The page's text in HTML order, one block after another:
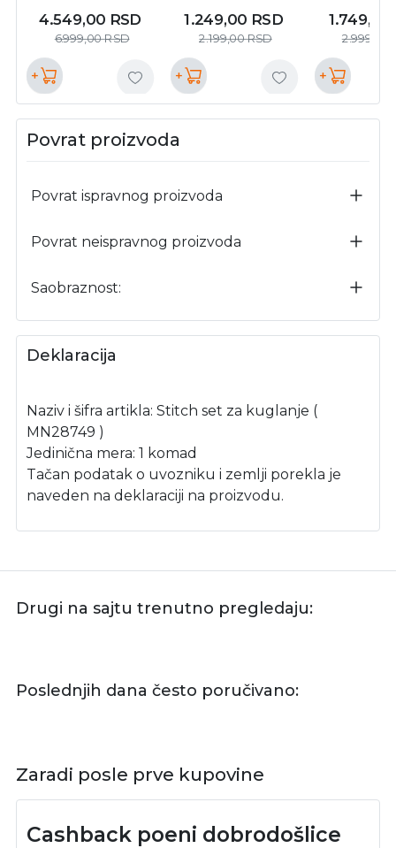
4.549,00 RSD
6.999,00RSD
+
1.249,00 RSD
2.199,00RSD
+
1.749,00
2.999,00
+
Povrat proizvoda
Povrat ispravnog proizvoda
Povrat neispravnog proizvoda
Saobraznost:
Deklaracija
Naziv i šifra artikla: Stitch set za kuglanje (
MN28749 )
Jedinična mera: 1 komad
Tačan podatak o uvozniku i zemlji porekla je
naveden na deklaraciji na proizvodu.
Drugi na sajtu trenutno pregledaju:
Poslednjih dana često poručivano:
Zaradi posle prve kupovine
Cashback poeni dobrodošlice